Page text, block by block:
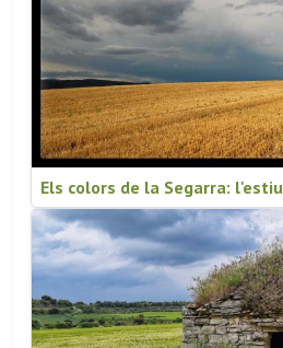
Els colors de la Segarra: l'estiu